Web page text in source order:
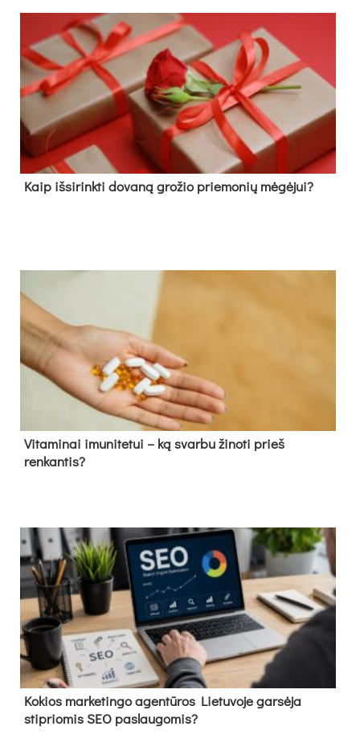
Kaip išsirinkti dovaną grožio priemonių mėgėjui?
Vitaminai imunitetui – ką svarbu žinoti prieš
renkantis?
Kokios marketingo agentūros Lietuvoje garsėja
stipriomis SEO paslaugomis?